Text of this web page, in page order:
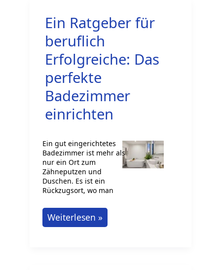
Ein Ratgeber für
beruflich
Erfolgreiche: Das
perfekte
Badezimmer
einrichten
Ein gut eingerichtetes
Badezimmer ist mehr als
nur ein Ort zum
Zähneputzen und
Duschen. Es ist ein
Rückzugsort, wo man
Ein
Ratgeber
Weiterlesen »